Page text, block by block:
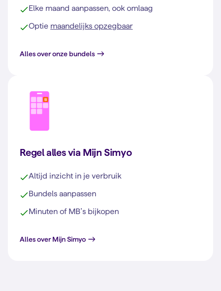
Elke maand aanpassen, ook omlaag
Optie maandelijks opzegbaar
Alles over onze bundels
Regel alles via Mijn Simyo
Altijd inzicht in je verbruik
Bundels aanpassen
Minuten of MB’s bijkopen
Alles over Mijn Simyo